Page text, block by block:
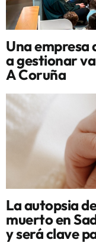
Una empresa
a gestionar
A Coruña
La autopsia
muerto en
y será clave